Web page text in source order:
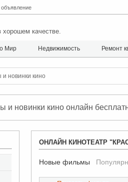
качестве.
Мир Недвижимость Ремонт
новинки кино
новинки кино онлайн
ОНЛАЙН КИНОТЕАТР
Новые фильмы